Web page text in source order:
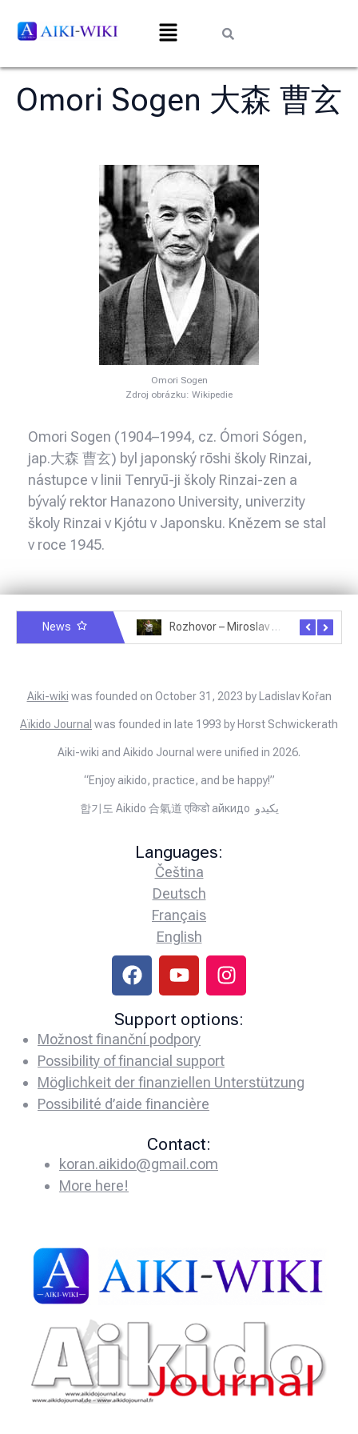
Omori Sogen 大森 曹玄
Omori Sogen
Zdroj obrázku: Wikipedie
Omori Sogen (1904–1994, cz. Ómori Sógen,
jap.大森 曹玄) byl japonský rōshi školy Rinzai,
nástupce v linii Tenryū-ji školy Rinzai-zen a
bývalý rektor Hanazono University, univerzity
školy Rinzai v Kjótu v Japonsku. Knězem se stal
v roce 1945.
News Rozhovor – Miroslav Šmíd – 22.3.2025
Aiki-wiki was founded on October 31, 2023 by Ladislav Kořan
Aïkido Journal was founded in late 1993 by Horst Schwickerath
Aiki-wiki and Aikido Journal were unified in 2026.
“Enjoy aikido, practice, and be happy!”
합기도 Aikido 合氣道 एकिडो айкидо يكيدو
Languages:
Čeština
Deutsch
Français
English
Support options:
Možnost finanční podpory
Possibility of financial support
Möglichkeit der finanziellen Unterstützung
Possibilité d’aide financière
Contact:
koran.aikido@gmail.com
More here!